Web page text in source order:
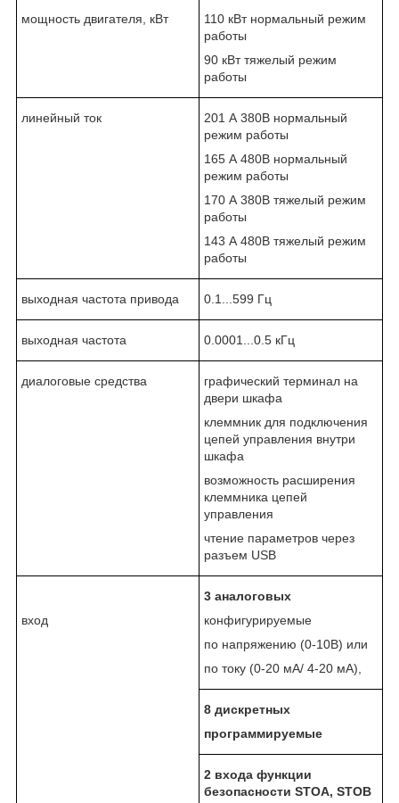
мощность двигателя, кВт
110 кВт нормальный режим
работы
90 кВт тяжелый режим
работы
линейный ток
201 А 380В нормальный
режим работы
165 А 480В нормальный
режим работы
170 А 380В тяжелый режим
работы
143 А 480В тяжелый режим
работы
выходная частота привода 0.1...599 Гц
выходная частота 0.0001...0.5 кГц
диалоговые средства
графический терминал на
двери шкафа
клеммник для подключения
цепей управления внутри
шкафа
возможность расширения
клеммника цепей
управления
чтение параметров через
разъем USB
вход
3 аналоговых
конфигурируемые
по напряжению (0-10В) или
по току (0-20 мА/ 4-20 мА),
8 дискретных
программируемые
2 входа функции
безопасности STOА, STOB